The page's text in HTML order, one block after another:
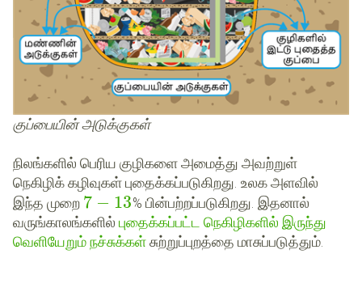
குப்பையின் அடுக்குகள்
நிலங்களில் பெரிய குழிகளை அமைத்து அவற்றுள்
நெகிழிக் கழிவுகள் புதைக்கப்படுகிறது. உலக அளவில்
இந்த முறை 7 − 13% பின்பற்றப்படுகிறது. இதனால்
வருங்காலங்களில் புதைக்கப்பட்ட நெகிழிகளில் இருந்து
வெளியேறும் நச்சுக்கள்சுற்றுப்புறத்தை மாசுப்படுத்தும்.